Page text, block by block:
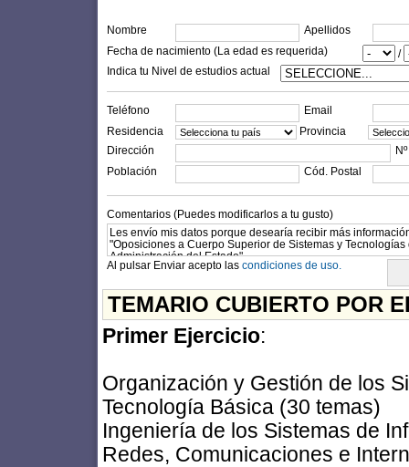
Nombre
Apellidos
Fecha de nacimiento (La edad es requerida)
/
Indica tu Nivel de estudios actual
Teléfono
Email
Residencia
Provincia
Dirección
Nº
Población
Cód. Postal
Comentarios (Puedes modificarlos a tu gusto)
Al pulsar Enviar acepto las condiciones de uso.
TEMARIO CUBIERTO POR
Primer Ejercicio:
Organización y Gestión de los
Tecnología Básica (30 temas)
Ingeniería de los Sistemas de
Redes, Comunicaciones e